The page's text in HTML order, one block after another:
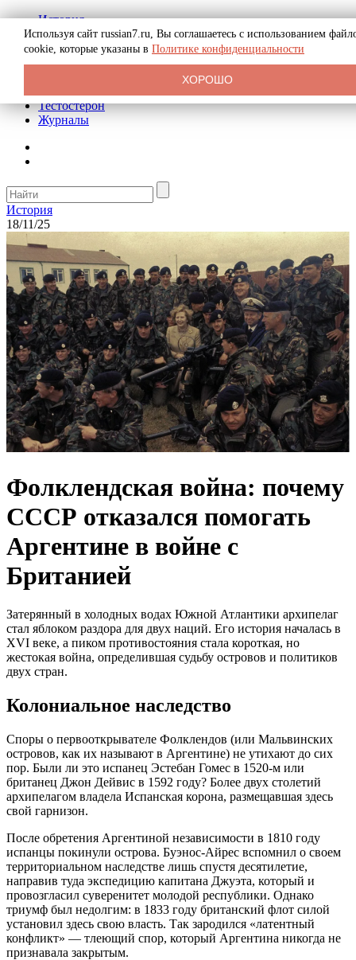
История
Биография
Криминал
Реклама на сайте
Тестостерон
Журналы
История
18/11/25
Фолклендская война: почему
СССР отказался помогать
Аргентине в войне с
Британией
Затерянный в холодных водах Южной Атлантики архипелаг
стал яблоком раздора для двух наций. Его история началась в
XVI веке, а пиком противостояния стала короткая, но
жестокая война, определившая судьбу островов и политиков
двух стран.
Колониальное наследство
Споры о первооткрывателе Фолклендов (или Мальвинских
островов, как их называют в Аргентине) не утихают до сих
пор. Были ли это испанец Эстебан Гомес в 1520-м или
британец Джон Дейвис в 1592 году? Более двух столетий
архипелагом владела Испанская корона, размещавшая здесь
свой гарнизон.
После обретения Аргентиной независимости в 1810 году
испанцы покинули острова. Буэнос-Айрес вспомнил о своем
территориальном наследстве лишь спустя десятилетие,
направив туда экспедицию капитана Джуэта, который и
провозгласил суверенитет молодой республики. Однако
триумф был недолгим: в 1833 году британский флот силой
установил здесь свою власть. Так зародился «латентный
конфликт» — тлеющий спор, который Аргентина никогда не
признавала закрытым.
Используя сайт russian7.ru, Вы соглашаетесь с использованием
cookie, которые указаны в Политике конфиденциальности
ХОРОШО